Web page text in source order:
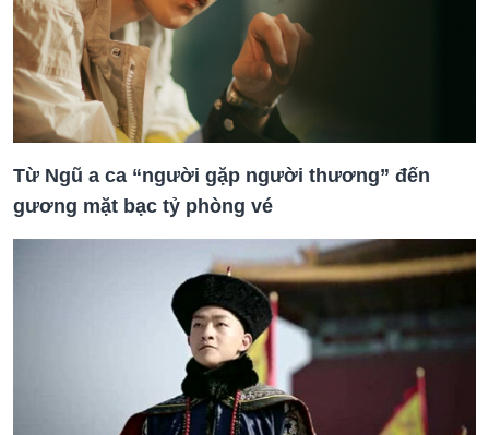
Từ Ngũ a ca “người gặp người thương” đến
gương mặt bạc tỷ phòng vé